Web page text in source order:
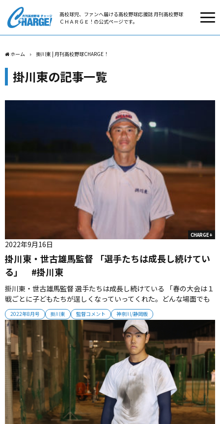
高校球児、ファンへ届ける高校野球応援誌 月刊高校野球
ＣＨＡＲＧＥ！の公式ページです。
ホーム 掛川東 | 月刊高校野球CHARGE！
掛川東の記事一覧
CHARGE+
2022年8月号 掛川東 監督コメント 神奈川/静岡版
掛川東・世古雄馬監督 「選手たちは成長し続けてい
る」 #掛川東
2022年9月16日
掛川東・世古雄馬監督 選手たちは成長し続けている 「春の大会は１
戦ごとに子どもたちが逞しくなっていってくれた。どんな場面でも
気持ちを切らさずに、最後まで諦めなかった。よく成長してくれた
と思う。ただ、子どもたちはここで満足していない。大会後、子ど
もたち自身で新たな課題を見つけて取り組んでいる。春以上にいい
夏にしていきたい...